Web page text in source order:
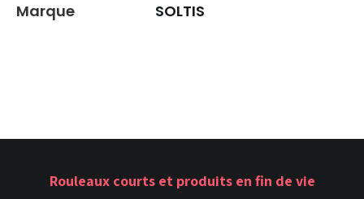
Marque SOLTIS
Rouleaux courts et produits en fin de vie